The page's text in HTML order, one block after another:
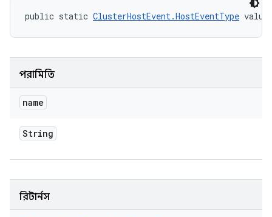
public static ClusterHostEvent.HostEventType
পরামিতি
name
String
রিটার্নস